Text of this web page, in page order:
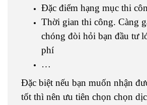
Đặc điểm hạng mục thi
Thời gian thi công. Càng
chóng đòi hỏi bạn đầu tư
phí
…
Đặc biệt nếu bạn muốn nhận
tốt thì nên ưu tiên chọn chọn